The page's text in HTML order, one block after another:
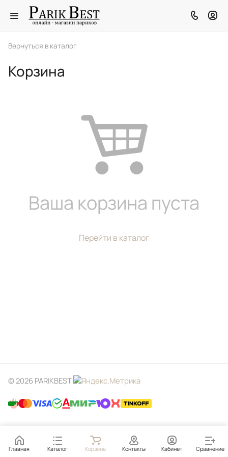
Вернуться в каталог
Корзина
Ваша корзина пуста
Перейти в каталог
© 2026 PARIKBEST
Главная Каталог Корзина Контакты Кабинет Сравнение